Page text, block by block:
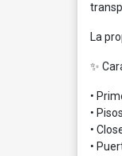
La
✨
•
•
•
•